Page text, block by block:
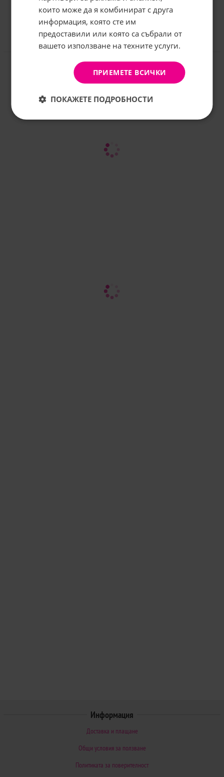
Отзиви към продукт
КОМЕНТИРАЙ
Информация
Доставка и плащане
Общи условия за ползване
Политиката за поверителност
които може да я комбинират с друга
информация, която сте им
предоставили или която са събрали от
вашето използване на техните услуги.
ПРИЕМЕТЕ ВСИЧКИ
ПОКАЖЕТЕ ПОДРОБНОСТИ
АБОНИРАНЕ
Не, благодаря